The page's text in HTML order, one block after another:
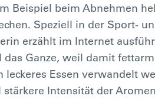
Beispiel beim Abnehmen
Speziell in der Sport-
erzählt im Internet
Ganze, weil damit
Essen verwandelt
Intensität der